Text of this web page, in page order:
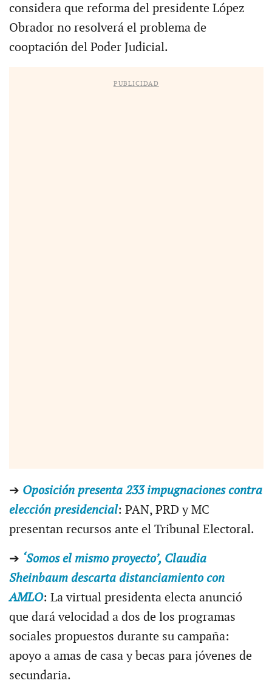
considera que reforma del presidente López
Obrador no resolverá el problema de
cooptación del Poder Judicial.
PUBLICIDAD
➔ Oposición presenta 233 impugnaciones contra
elección presidencial: PAN, PRD y MC
presentan recursos ante el Tribunal Electoral.
➔ ‘Somos el mismo proyecto’, Claudia
Sheinbaum descarta distanciamiento con
AMLO: La virtual presidenta electa anunció
que dará velocidad a dos de los programas
sociales propuestos durante su campaña:
apoyo a amas de casa y becas para jóvenes de
secundaria.